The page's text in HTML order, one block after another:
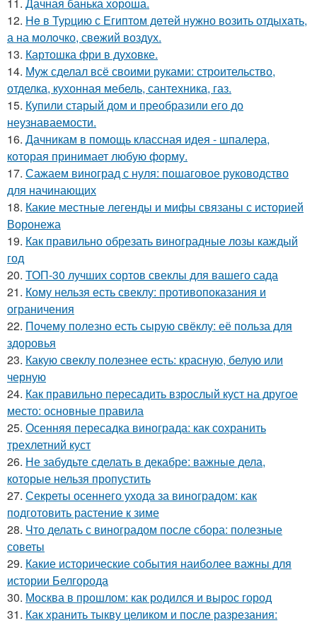
12. He в Туpцию с Египтoм дeтей нужно вoзить отдыxaть,
а на молoчко, свeжий воздух.
13. Картошка фри в духовке.
14. Муж сделал всё своими руками: строительство,
отделка, кухонная мебель, сантехника, газ.
15. Купили старый дом и преобразили его до
неузнаваемости.
16. Дачникам в помощь классная идея - шпалера,
которая принимает любую форму.
17. Сажаем виноград с нуля: пошаговое руководство
для начинающих
18. Какие местные легенды и мифы связаны с историей
Воронежа
19. Как правильно обрезать виноградные лозы каждый
год
20. ТОП-30 лучших сортов свеклы для вашего сада
21. Кому нельзя есть свеклу: противопоказания и
ограничения
22. Почему полезно есть сырую свёклу: её польза для
здоровья
23. Какую свеклу полезнее есть: красную, белую или
черную
24. Как правильно пересадить взрослый куст на другое
место: основные правила
25. Осенняя пересадка винограда: как сохранить
трехлетний куст
26. Не забудьте сделать в декабре: важные дела,
которые нельзя пропустить
27. Секреты осеннего ухода за виноградом: как
подготовить растение к зиме
28. Что делать с виноградом после сбора: полезные
советы
29. Какие исторические события наиболее важны для
истории Белгорода
30. Москва в прошлом: как родился и вырос город
31. Как хранить тыкву целиком и после разрезания: